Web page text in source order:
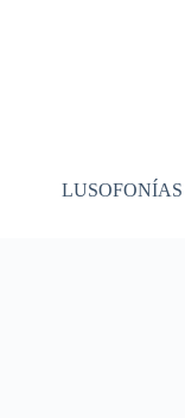
LUSOFONÍAS